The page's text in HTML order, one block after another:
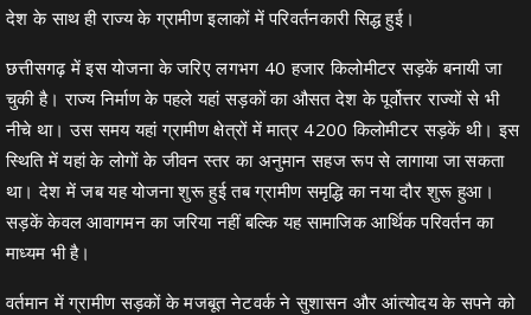
देश के साथ ही राज्य के ग्रामीण इलाकों में परिवर्तनकारी सिद्ध हुई।
छत्तीसगढ़ में इस योजना के जरिए लगभग 40 हजार किलोमीटर सड़कें बनायी जा
चुकी है। राज्य निर्माण के पहले यहां सड़कों का औसत देश के पूर्वोत्तर राज्यों से भी
नीचे था। उस समय यहां ग्रामीण क्षेत्रों में मात्र 4200 किलोमीटर सड़कें थी। इस
स्थिति में यहां के लोगों के जीवन स्तर का अनुमान सहज रूप से लागाया जा सकता
था। देश में जब यह योजना शुरू हुई तब ग्रामीण समृद्धि का नया दौर शुरू हुआ।
सड़कें केवल आवागमन का जरिया नहीं बल्कि यह सामाजिक आर्थिक परिवर्तन का
माध्यम भी है।
वर्तमान में ग्रामीण सड़कों के मजबूत नेटवर्क ने सुशासन और आंत्योदय के सपने को